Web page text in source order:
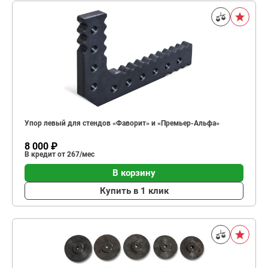
Упор левый для стендов «Фаворит» и «Премьер-Альфа»
8 000 ₽
В кредит от 267/мес
В корзину
Купить в 1 клик